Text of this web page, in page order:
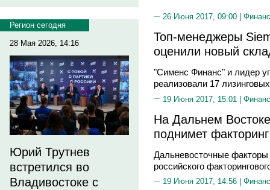
Регион сегодня
28 Мая 2026, 14:16
Юрий Трутнев
встретился во
Владивостоке с
26 Июня 2017, 09:00 |
Топ-менеджеры
оценили новый
"Сименс Финанс" и лидер
реализовали 17
19 Июня 2017, 15:01 |
На Дальнем
поднимет факторинг
Дальневосточные факторы
российского
19 Июня 2017, 14:56 |